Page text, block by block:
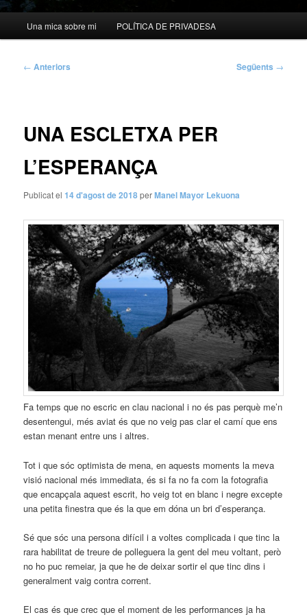
Una mica sobre mi POLÍTICA DE PRIVADESA
Navegació
← Anteriors Següents →
UNA ESCLETXA PER
L’ESPERANÇA
Publicat el14 d'agost de 2018perManel Mayor Lekuona
Fa temps que no escric en clau nacional i no és pas perquè me’n
desentengui, més aviat és que no veig pas clar el camí que ens
estan menant entre uns i altres.
Tot i que sóc optimista de mena, en aquests moments la meva
visió nacional més immediata, és si fa no fa com la fotografia
que encapçala aquest escrit, ho veig tot en blanc i negre excepte
una petita finestra que és la que em dóna un bri d’esperança.
Sé que sóc una persona difícil i a voltes complicada i que tinc la
rara habilitat de treure de polleguera la gent del meu voltant, però
no ho puc remeiar, ja que he de deixar sortir el que tinc dins i
generalment vaig contra corrent.
El cas és que crec que el moment de les performances ja ha